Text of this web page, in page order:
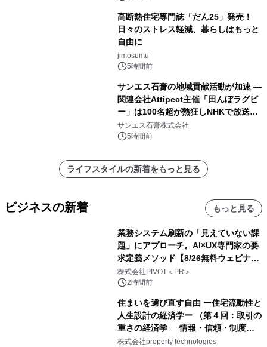
高断熱住宅専門誌「だん25」発売！
日々のストレス軽減、暮らしはもっと
自由に
jimosumu
5時間前
サンエス石膏の地域貢献活動が加速 ―
関連会社Attipect主催「田んぼラグビ
ー」は100名超が熱狂しNHKで放送さ
れました。
サンエス石膏株式会社
5時間前
ライフスタイルの新着をもっと見る
ビジネスの新着 もっと見る
業務システム刷新の「見えていない課
題」にアプローチ。AI×UX専門家の要
求定義メソッド【8/26無料ウェビナ
ー】株式会社PIVOT
株式会社PIVOT＜PR＞
2時間前
住まいを選び直す自由 ー住宅流動性と
人生設計の経済学ー （第４回：取引の
重さの経済学──情報・信頼・制度を
PropTechはどう組み替えるか）｜
株式会社property technologies